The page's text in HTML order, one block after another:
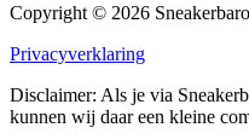
Copyright © 2026
Privacyverklaring
Disclaimer: Als je via
kunnen wij daar een kleine